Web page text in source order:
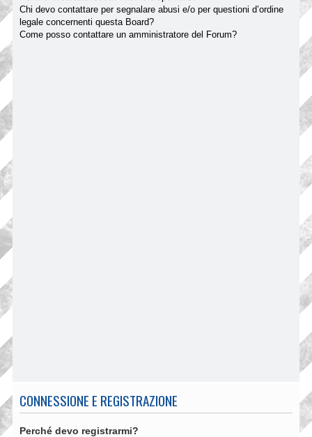
Chi devo contattare per segnalare abusi e/o per questioni d’ordine
legale concernenti questa Board?
Come posso contattare un amministratore del Forum?
CONNESSIONE E REGISTRAZIONE
Perché devo registrarmi?